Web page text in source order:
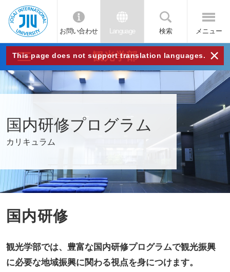
JIU
城西
大学
お問い合わせ Language 検索 メニュー
This page does not support translation languages. ×
観光学部
国内研修プログラム
カリキュラム
国内研修
観光学部では、豊富な国内研修プログラムで観光振興
に必要な地域振興に関わる視点を身につけます。